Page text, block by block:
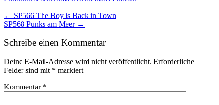
Post
navigation
← SP566 The Boy is Back in Town
SP568 Punks am Meer →
Schreibe einen Kommentar
Deine E-Mail-Adresse wird nicht veröffentlicht. Erforderliche
Felder sind mit * markiert
Kommentar *